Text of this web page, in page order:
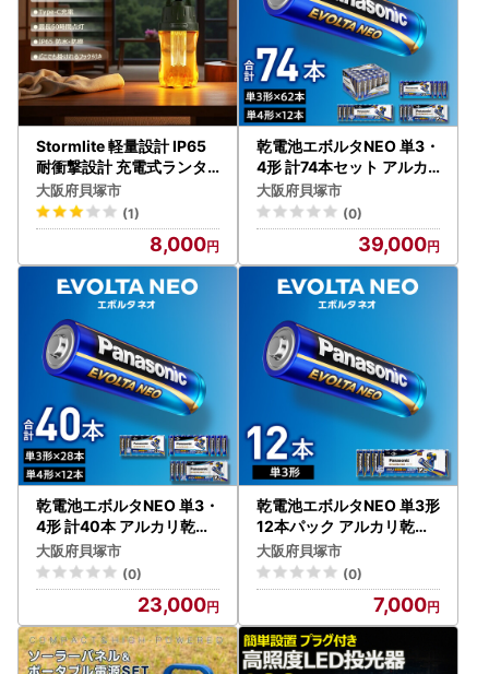
Stormlite 軽量設計 IP65
耐衝撃設計 充電式ランタ
ン SK-D7S
大阪府貝塚市
(1)
8,000
乾電池エボルタNEO 単3・
4形 計74本セット アルカ
リ乾電池 パナソニック
大阪府貝塚市
(0)
39,000
乾電池エボルタNEO 単3・
4形 計40本 アルカリ乾電
池 パナソニック
大阪府貝塚市
(0)
23,000
乾電池エボルタNEO 単3形
12本パック アルカリ乾電
池 パナソニック
大阪府貝塚市
(0)
7,000